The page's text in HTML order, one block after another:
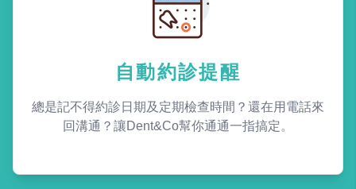
自動約診提醒
總是記不得約診日期及定期檢查時間？還在用電話來
回溝通？讓Dent&Co幫你通通一指搞定。